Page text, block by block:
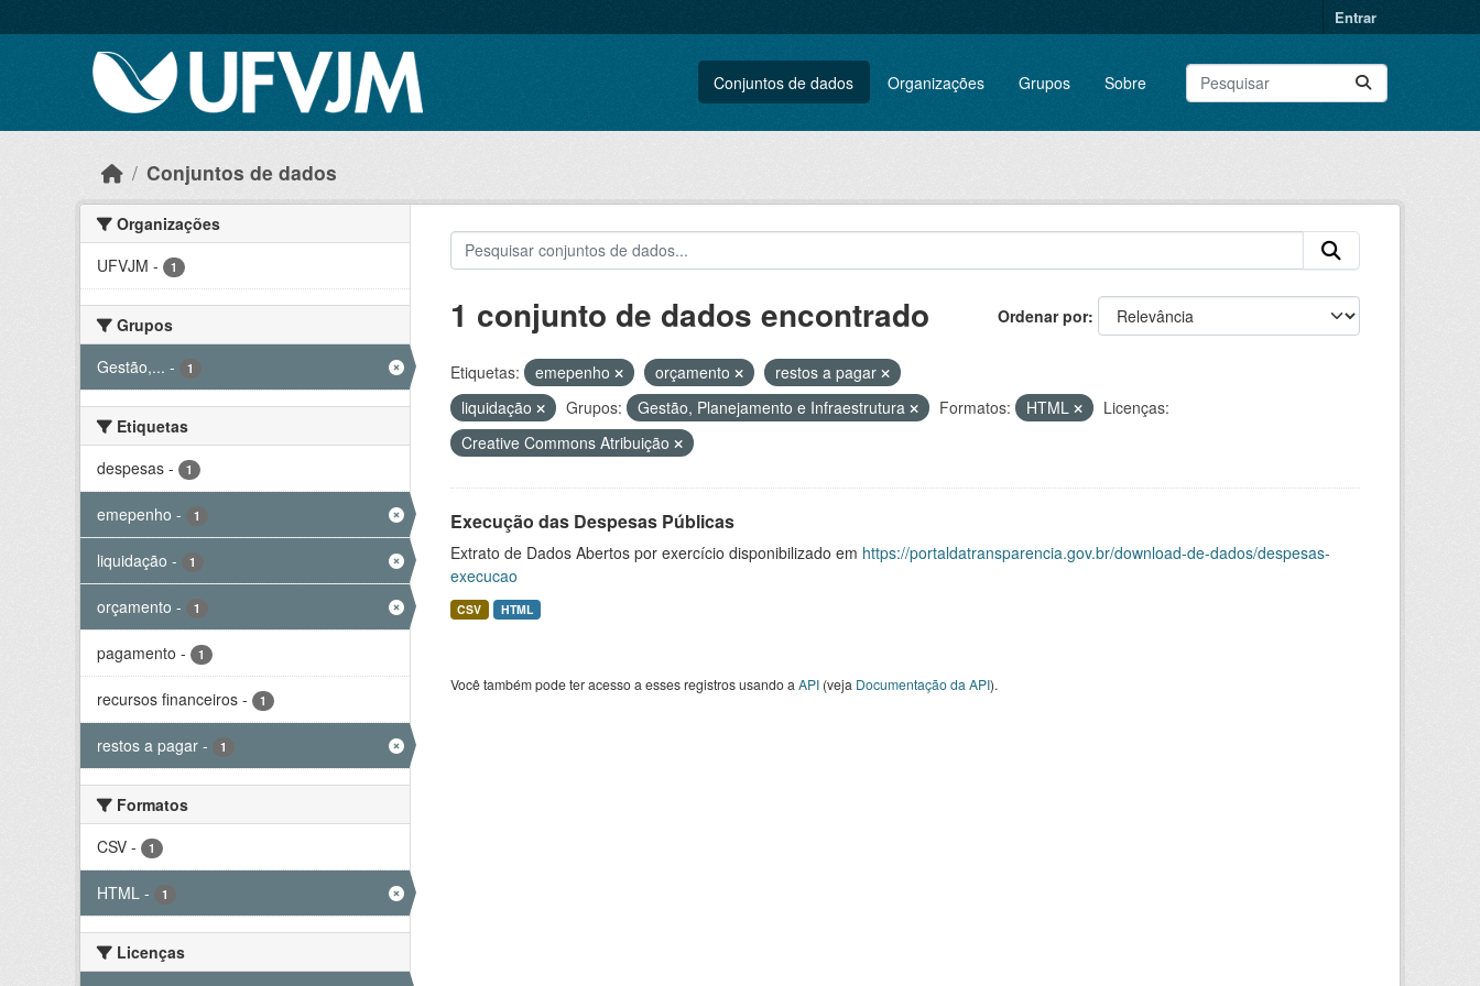
Entrar
Conjuntos de dados Organizações Grupos Sobre
Conjuntos de dados
Organizações
UFVJM - 1
Grupos
Gestão,... - 1
Etiquetas
despesas - 1
emepenho - 1
liquidação - 1
orçamento - 1
pagamento - 1
recursos financeiros - 1
restos a pagar - 1
Formatos
CSV - 1
HTML - 1
Licenças
Ordenar por
1 conjunto de dados encontrado
Etiquetas: emepenho orçamento
restos a pagar
liquidação
Grupos: Gestão, Planejamento e Infraestrutura Formatos: HTML
Licenças:
Creative Commons Atribuição
Execução das Despesas Públicas
Extrato de Dados Abertos por exercício disponibilizado em https://portaldatransparencia.gov.br/download-de-dados/despesas-
execucao
CSV HTML
Você também pode ter acesso a esses registros usando a API(veja Documentação da API).